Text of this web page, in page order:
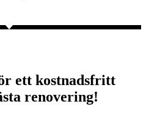
ett kostnadsfritt
renovering!